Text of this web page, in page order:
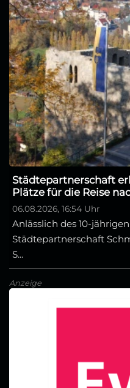
Städtepartnerschaft
Plätze für die Reise
06.08.2026, 16:54 Uhr
Anlässlich des 10-
Städtepartnerschaft
S...
Anzeige